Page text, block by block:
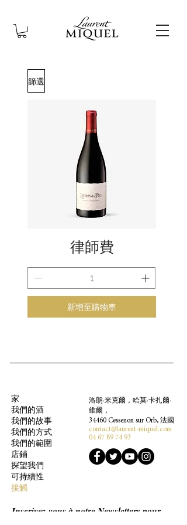
篩選
律師費
新增至購物車
家
我們的酒
我們的故事
我們的方式
我們的範圍
店鋪
探望我們
可持續性
接觸
洛朗·米克爾，哈莫·卡扎爾·
維爾，
34460 Cessenon sur Orb, 法國
contact@laurent-miquel.com
04 67 89 74 93
Inscrivez-vous à notre Newsletters pour